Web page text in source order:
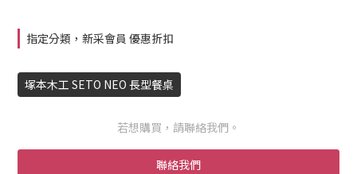
指定分類，新采會員 優惠折扣
塚本木工 SETO NEO 長型餐桌
若想購買，請聯絡我們。
聯絡我們